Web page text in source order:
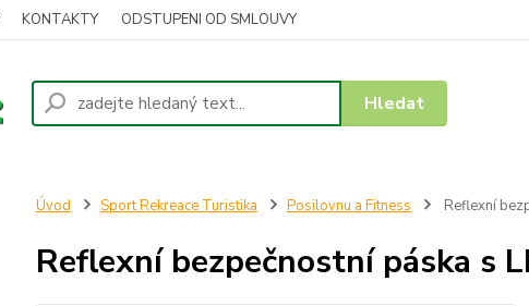
KONTAKTY ODSTUPENI OD SMLOUVY
Hledat
Úvod Sport Rekreace Turistika Posilovnu a Fitness Reflexní
Reflexní bezpečnostní páska s